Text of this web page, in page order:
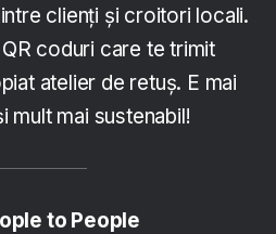
clienți și croitori locali.
coduri care te trimit
atelier de retuș. E mai
mult mai sustenabil!
to People